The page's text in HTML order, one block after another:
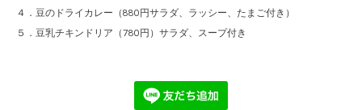
４．豆のドライカレー（880円サラダ、ラッシー、たまご付き）
５．豆乳チキンドリア（780円）サラダ、スープ付き